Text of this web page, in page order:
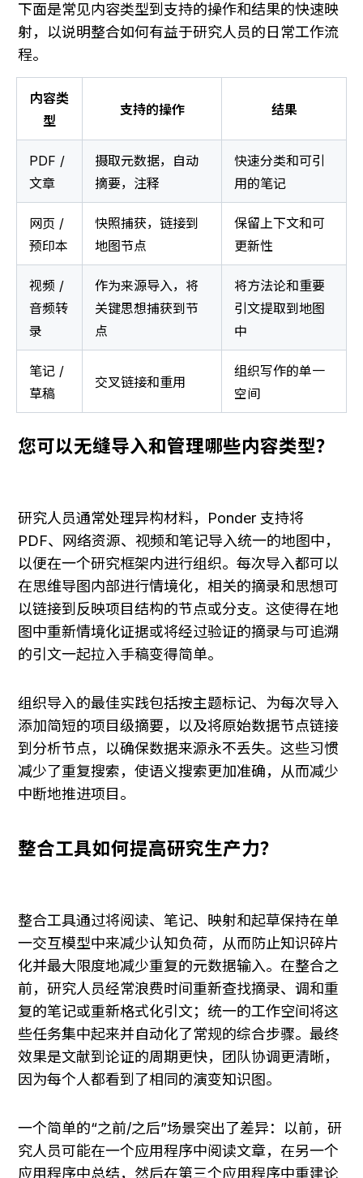
下面是常见内容类型到支持的操作和结果的快速映
射，以说明整合如何有益于研究人员的日常工作流
程。
内容类
型
支持的操作 结果
PDF /
文章
摄取元数据，自动
摘要，注释
快速分类和可引
用的笔记
网页 /
预印本
快照捕获，链接到
地图节点
保留上下文和可
更新性
视频 /
音频转
录
作为来源导入，将
关键思想捕获到节
点
将方法论和重要
引文提取到地图
中
笔记 /
草稿
交叉链接和重用
组织写作的单一
空间
您可以无缝导入和管理哪些内容类型？
研究人员通常处理异构材料，Ponder 支持将
PDF、网络资源、视频和笔记导入统一的地图中，
以便在一个研究框架内进行组织。每次导入都可以
在思维导图内部进行情境化，相关的摘录和思想可
以链接到反映项目结构的节点或分支。这使得在地
图中重新情境化证据或将经过验证的摘录与可追溯
的引文一起拉入手稿变得简单。
组织导入的最佳实践包括按主题标记、为每次导入
添加简短的项目级摘要，以及将原始数据节点链接
到分析节点，以确保数据来源永不丢失。这些习惯
减少了重复搜索，使语义搜索更加准确，从而减少
中断地推进项目。
整合工具如何提高研究生产力？
整合工具通过将阅读、笔记、映射和起草保持在单
一交互模型中来减少认知负荷，从而防止知识碎片
化并最大限度地减少重复的元数据输入。在整合之
前，研究人员经常浪费时间重新查找摘录、调和重
复的笔记或重新格式化引文；统一的工作空间将这
些任务集中起来并自动化了常规的综合步骤。最终
效果是文献到论证的周期更快，团队协调更清晰，
因为每个人都看到了相同的演变知识图。
一个简单的“之前/之后”场景突出了差异：以前，研
究人员可能在一个应用程序中阅读文章，在另一个
应用程序中总结，然后在第三个应用程序中重建论